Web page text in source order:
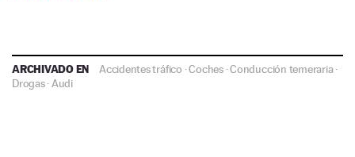
ARCHIVADO EN Accidentes tráfico ·Coches·Conducción temeraria·
Drogas· Audi